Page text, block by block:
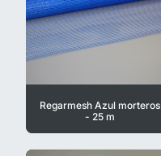
Regarmesh Azul morteros
- 25 m